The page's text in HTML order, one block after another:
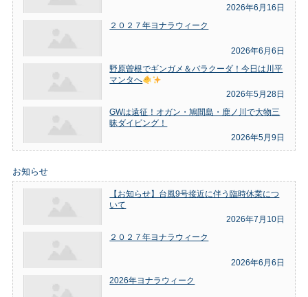
2026年6月16日
２０２７年ヨナラウィーク
2026年6月6日
野原曽根でギンガメ＆バラクーダ！今日は川平
マンタへ
2026年5月28日
GWは遠征！オガン・鳩間島・鹿ノ川で大物三
昧ダイビング！
2026年5月9日
お知らせ
【お知らせ】台風9号接近に伴う臨時休業につ
いて
2026年7月10日
２０２７年ヨナラウィーク
2026年6月6日
2026年ヨナラウィーク